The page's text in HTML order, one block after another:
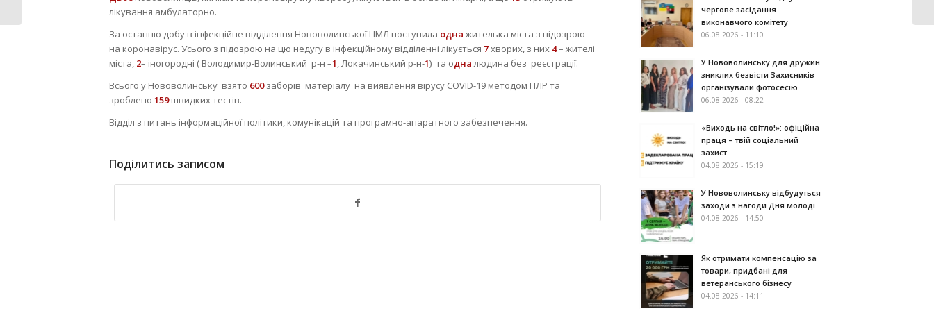
лікування амбулаторно.
За останню добу в інфекційне відділення Нововолинської ЦМЛ поступила одна жителька міста з підозрою
на коронавірус. Усього з підозрою на цю недугу в інфекційному відділенні лікується 7хворих, з них 4– жителі
міста, 2– іногородні ( Володимир-Волинський р-н –1 , Локачинський р-н-1) та одна людина без реєстрації.
Всього у Нововолинську взято 600заборів матеріалу на виявлення вірусу COVID-19 методом ПЛР та
зроблено 159швидких тестів.
Відділ з питань інформаційної політики, комунікацій та програмно-апаратного забезпечення.
Поділитись записом
чергове засідання
виконавчого комітету
06.08.2026 - 11:10
У Нововолинську для дружин
зниклих безвісти Захисників
організували фотосесію
06.08.2026 - 08:22
«Виходь на світло!»: офіційна
праця – твій соціальний
захист
04.08.2026 - 15:19
У Нововолинську відбудуться
заходи з нагоди Дня молоді
04.08.2026 - 14:50
Як отримати компенсацію за
товари, придбані для
ветеранського бізнесу
04.08.2026 - 14:11